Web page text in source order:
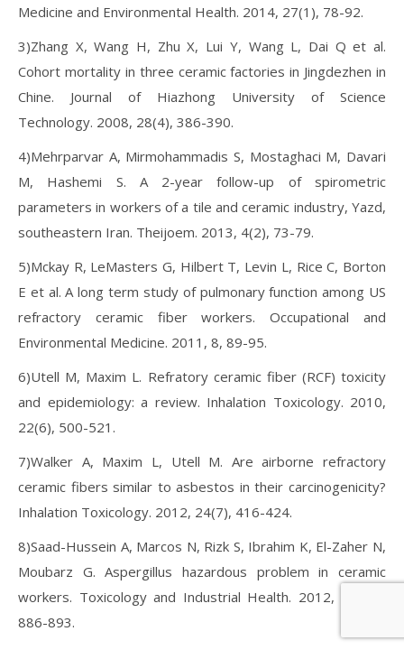
Medicine and Environmental Health. 2014, 27(1), 78-92.
3)Zhang X, Wang H, Zhu X, Lui Y, Wang L, Dai Q et al.
Cohort mortality in three ceramic factories in Jingdezhen in
Chine. Journal of Hiazhong University of Science
Technology. 2008, 28(4), 386-390.
4)Mehrparvar A, Mirmohammadis S, Mostaghaci M, Davari
M, Hashemi S. A 2-year follow-up of spirometric
parameters in workers of a tile and ceramic industry, Yazd,
southeastern Iran. Theijoem. 2013, 4(2), 73-79.
5)Mckay R, LeMasters G, Hilbert T, Levin L, Rice C, Borton
E et al. A long term study of pulmonary function among US
refractory ceramic fiber workers. Occupational and
Environmental Medicine. 2011, 8, 89-95.
6)Utell M, Maxim L. Refratory ceramic fiber (RCF) toxicity
and epidemiology: a review. Inhalation Toxicology. 2010,
22(6), 500-521.
7)Walker A, Maxim L, Utell M. Are airborne refractory
ceramic fibers similar to asbestos in their carcinogenicity?
Inhalation Toxicology. 2012, 24(7), 416-424.
8)Saad-Hussein A, Marcos N, Rizk S, Ibrahim K, El-Zaher N,
Moubarz G. Aspergillus hazardous problem in ceramic
workers. Toxicology and Industrial Health. 2012, 28(10),
886-893.